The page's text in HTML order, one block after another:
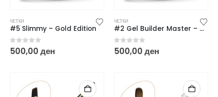
ЧЕТКИ
#5 Slimmy – Gold Edition
0out of 5
500,00 ден
ЧЕТКИ
#2 Gel Builder Master – Gold Edition*
0out of 5
500,00 ден